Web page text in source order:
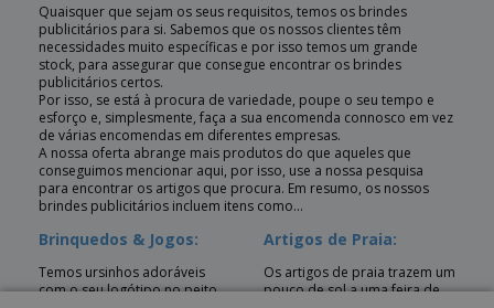
Quaisquer que sejam os seus requisitos, temos os brindes
publicitários para si. Sabemos que os nossos clientes têm
necessidades muito específicas e por isso temos um grande
stock, para assegurar que consegue encontrar os brindes
publicitários certos.
Por isso, se está à procura de variedade, poupe o seu tempo e
esforço e, simplesmente, faça a sua encomenda connosco em vez
de várias encomendas em diferentes empresas.
A nossa oferta abrange mais produtos do que aqueles que
conseguimos mencionar aqui, por isso, use a nossa pesquisa
para encontrar os artigos que procura. Em resumo, os nossos
brindes publicitários incluem itens como...
Brinquedos & Jogos:
Temos ursinhos adoráveis
com o seu logótipo no peito
Artigos de Praia:
Os artigos de praia trazem um
pouco de sol a uma feira de